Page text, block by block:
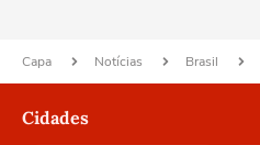
Capa Notícias Brasil
Cidades